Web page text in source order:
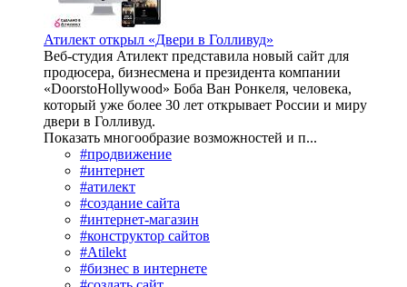
Атилект открыл «Двери в Голливуд»
Веб-студия Атилект представила новый сайт для
продюсера, бизнесмена и президента компании
«DoorstoHollywood» Боба Ван Ронкеля, человека,
который уже более 30 лет открывает России и миру
двери в Голливуд.
Показать многообразие возможностей и п...
#продвижение
#интернет
#атилект
#создание сайта
#интернет-магазин
#конструктор сайтов
#Atilekt
#бизнес в интернете